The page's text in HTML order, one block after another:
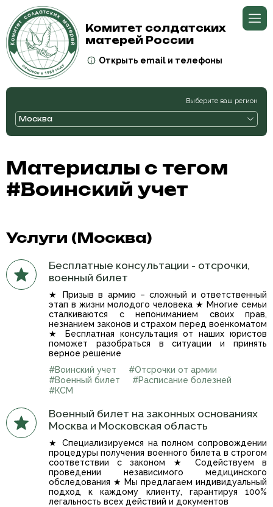
Комитет солдатских
матерей России
Открыть email и телефоны
Выберите ваш регион
Москва
Материалы с тегом
#Воинский учет
Услуги (Москва)
Бесплатные консультации - отсрочки,
военный билет
★ Призыв в армию – сложный и ответственный
этап в жизни молодого человека ★ Многие семьи
сталкиваются с непониманием своих прав,
незнанием законов и страхом перед военкоматом
★ Бесплатная консультация от наших юристов
поможет разобраться в ситуации и принять
верное решение
#Воинский учет
#Отсрочки от армии
#Военный билет
#Расписание болезней
#КСМ
Военный билет на законных основаниях
Москва и Московская область
★ Специализируемся на полном сопровождении
процедуры получения военного билета в строгом
соответствии с законом ★ Содействуем в
проведении независимого медицинского
обследования ★ Мы предлагаем индивидуальный
подход к каждому клиенту, гарантируя 100%
легальность всех действий и документов